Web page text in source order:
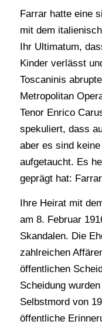
Farrar hatte eine
mit dem
Ihr Ultimatum,
Kinder verlässt
Toscaninis
Metropolitan
Tenor Enrico
spekuliert, dass
aber es sind
aufgetaucht. Es
geprägt hat:
Ihre Heirat mit
am 8. Februar
Skandalen. Die
zahlreichen
öffentlichen
Scheidung
Selbstmord von
öffentliche